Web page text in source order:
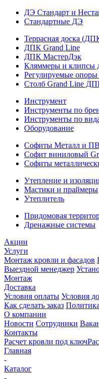
ДЭ Стандарт и
Стандартные ДЭ
Террасная доска
ДПК Grand Line
ДПК МастерДэк
Кляммеры и клипсы
Регулируемые
Столб Grand Line
Инструмент
Инструменты по
Инструменты по
Оборудование
Софиты Металл и
Софит виниловый
Софиты
Утепление и
Мастики и праймеры
Утеплитель
Придомовая
Дренажные системы
Акции
Услуги
Монтаж кровли и фасадов
Выездной менеджер
Монтаж
Доставка
Условия оплаты Условия
Как сделать заказ
О компании
Новости Сотрудники
Контакты
Расчет кровли под ключ
Главная
-
Каталог